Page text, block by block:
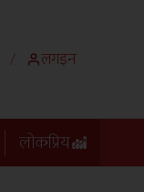
/ लगइन
लोकप्रिय